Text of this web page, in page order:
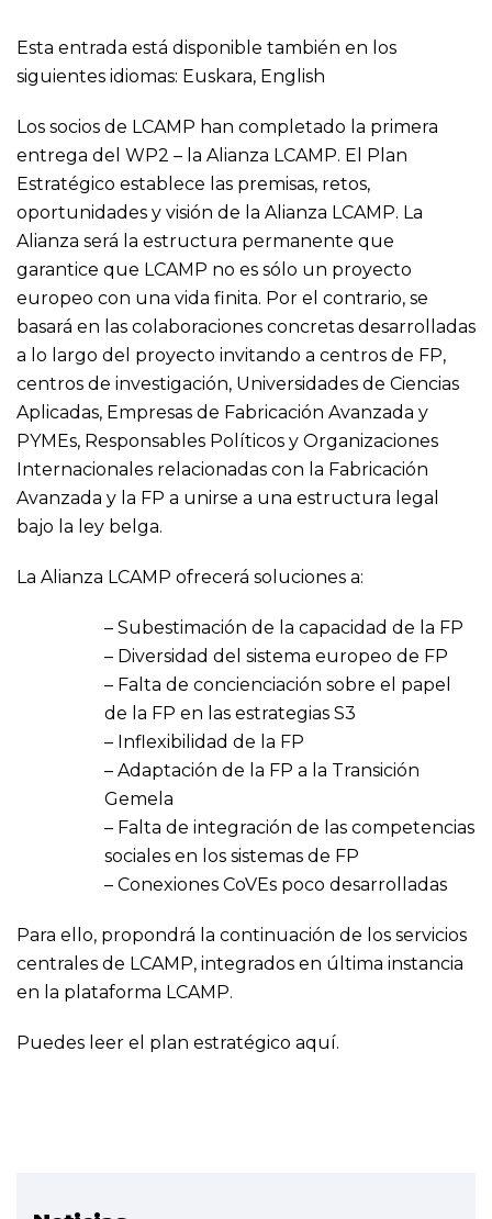
Esta entrada está disponible también en los
siguientes idiomas: Euskara, English
Los socios de LCAMP han completado la primera
entrega del WP2 – la Alianza LCAMP. El Plan
Estratégico establece las premisas, retos,
oportunidades y visión de la Alianza LCAMP. La
Alianza será la estructura permanente que
garantice que LCAMP no es sólo un proyecto
europeo con una vida finita. Por el contrario, se
basará en las colaboraciones concretas desarrolladas
a lo largo del proyecto invitando a centros de FP,
centros de investigación, Universidades de Ciencias
Aplicadas, Empresas de Fabricación Avanzada y
PYMEs, Responsables Políticos y Organizaciones
Internacionales relacionadas con la Fabricación
Avanzada y la FP a unirse a una estructura legal
bajo la ley belga.
La Alianza LCAMP ofrecerá soluciones a:
– Subestimación de la capacidad de la FP
– Diversidad del sistema europeo de FP
– Falta de concienciación sobre el papel
de la FP en las estrategias S3
– Inflexibilidad de la FP
– Adaptación de la FP a la Transición
Gemela
– Falta de integración de las competencias
sociales en los sistemas de FP
– Conexiones CoVEs poco desarrolladas
Para ello, propondrá la continuación de los servicios
centrales de LCAMP, integrados en última instancia
en la plataforma LCAMP.
Puedes leer el plan estratégico aquí.